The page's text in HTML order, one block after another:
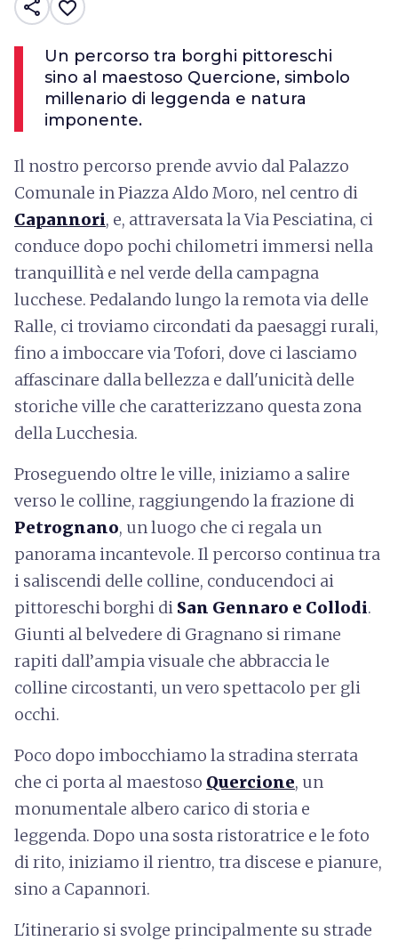
share favorite_border
Un percorso tra borghi pittoreschi
sino al maestoso Quercione, simbolo
millenario di leggenda e natura
imponente.
Il nostro percorso prende avvio dal Palazzo
Comunale in Piazza Aldo Moro, nel centro di
Capannori, e, attraversata la Via Pesciatina, ci
conduce dopo pochi chilometri immersi nella
tranquillità e nel verde della campagna
lucchese. Pedalando lungo la remota via delle
Ralle, ci troviamo circondati da paesaggi rurali,
fino a imboccare via Tofori, dove ci lasciamo
affascinare dalla bellezza e dall'unicità delle
storiche ville che caratterizzano questa zona
della Lucchesia.
Proseguendo oltre le ville, iniziamo a salire
verso le colline, raggiungendo la frazione di
Petrognano, un luogo che ci regala un
panorama incantevole. Il percorso continua tra
i saliscendi delle colline, conducendoci ai
pittoreschi borghi di San Gennaro e Collodi.
Giunti al belvedere di Gragnano si rimane
rapiti dall’ampia visuale che abbraccia le
colline circostanti, un vero spettacolo per gli
occhi.
Poco dopo imbocchiamo la stradina sterrata
che ci porta al maestoso Quercione, un
monumentale albero carico di storia e
leggenda. Dopo una sosta ristoratrice e le foto
di rito, iniziamo il rientro, tra discese e pianure,
sino a Capannori.
L'itinerario si svolge principalmente su strade